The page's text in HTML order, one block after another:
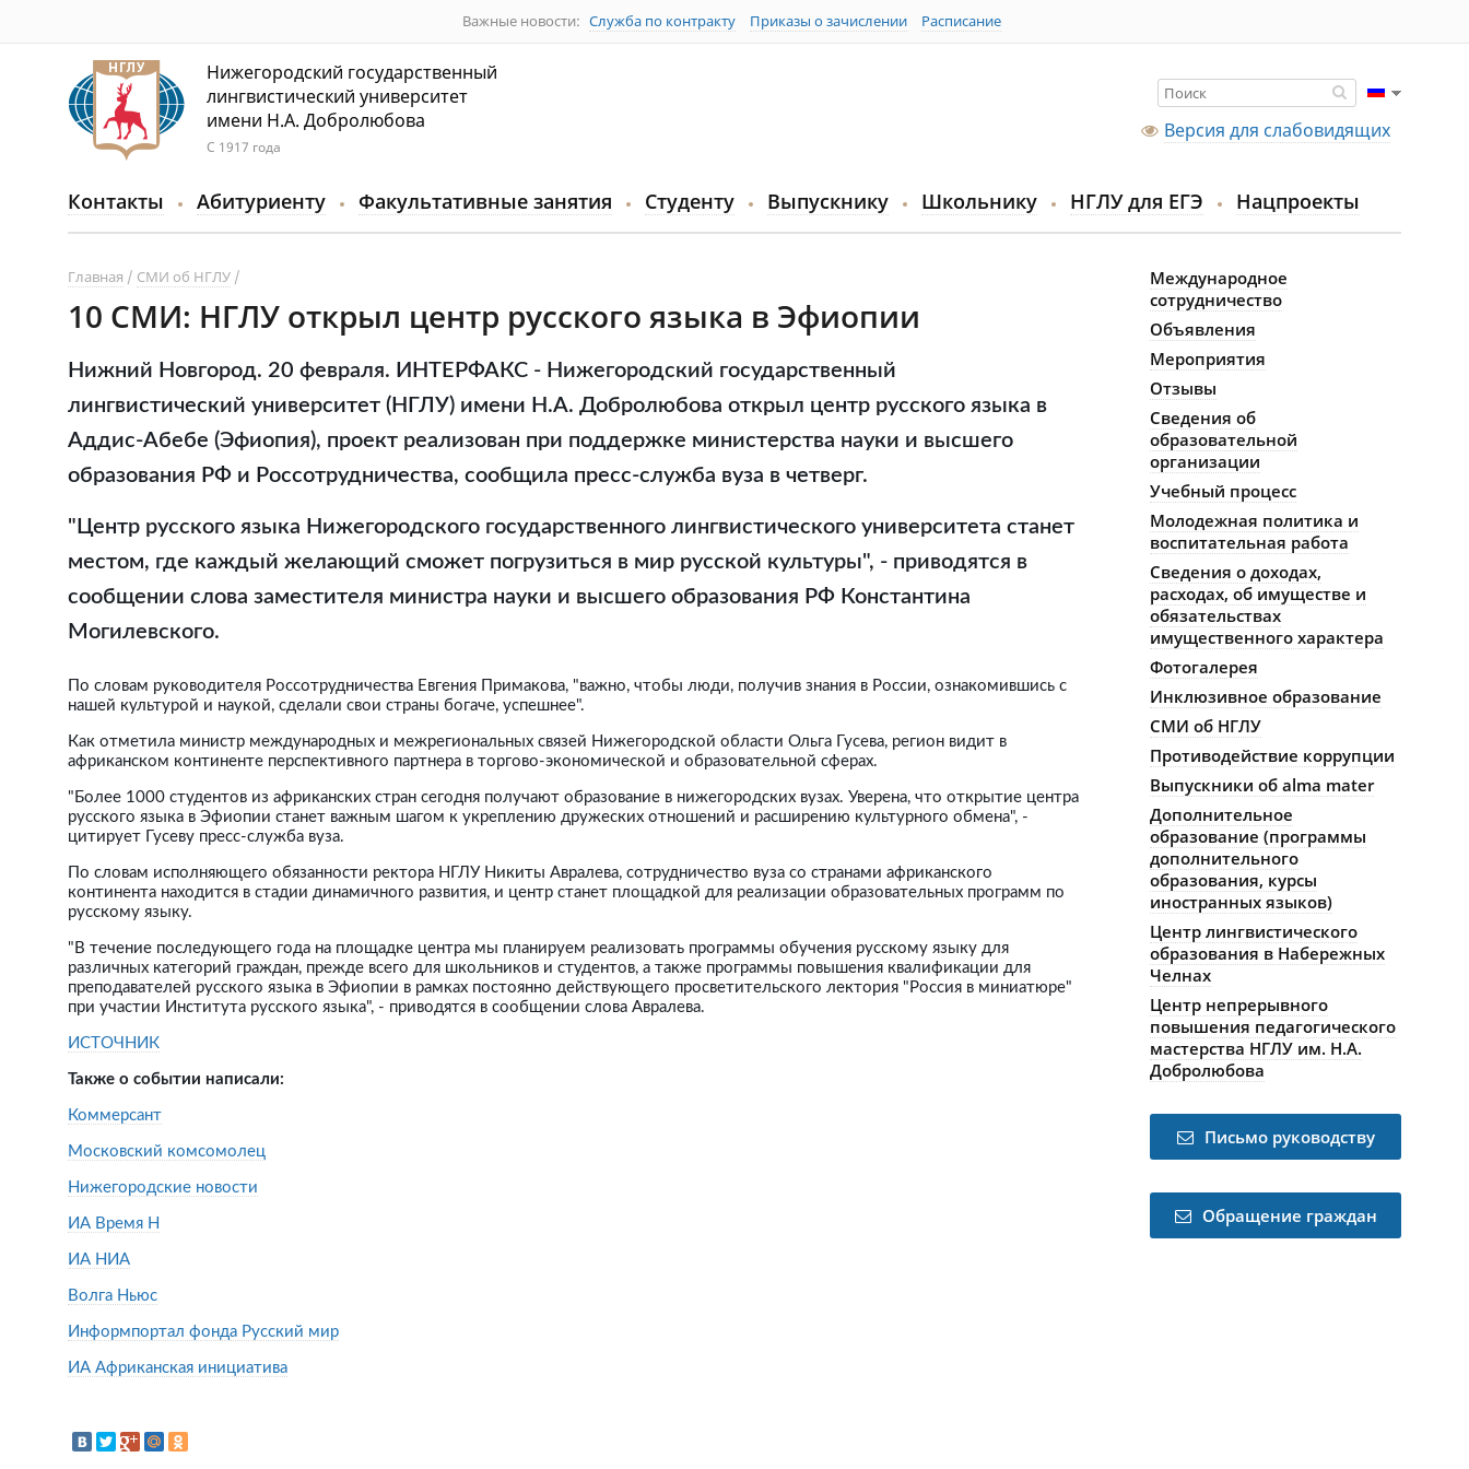
Важные новости: Служба по контракту Приказы о зачислении Расписание
Нижегородский государственный
лингвистический университет
имени Н.А. Добролюбова
С 1917 года
Версия для слабовидящих
Контакты Абитуриенту Факультативные занятия Студенту Выпускнику Школьнику НГЛУ для ЕГЭ Нацпроекты
Главная СМИ об НГЛУ
10 СМИ: НГЛУ открыл центр русского языка в Эфиопии
Нижний Новгород. 20 февраля. ИНТЕРФАКС - Нижегородский государственный
лингвистический университет (НГЛУ) имени Н.А. Добролюбова открыл центр русского языка в
Аддис-Абебе (Эфиопия), проект реализован при поддержке министерства науки и высшего
образования РФ и Россотрудничества, сообщила пресс-служба вуза в четверг.
"Центр русского языка Нижегородского государственного лингвистического университета станет
местом, где каждый желающий сможет погрузиться в мир русской культуры", - приводятся в
сообщении слова заместителя министра науки и высшего образования РФ Константина
Могилевского.
По словам руководителя Россотрудничества Евгения Примакова, "важно, чтобы люди, получив знания в России, ознакомившись с
нашей культурой и наукой, сделали свои страны богаче, успешнее".
Как отметила министр международных и межрегиональных связей Нижегородской области Ольга Гусева, регион видит в
африканском континенте перспективного партнера в торгово-экономической и образовательной сферах.
"Более 1000 студентов из африканских стран сегодня получают образование в нижегородских вузах. Уверена, что открытие центра
русского языка в Эфиопии станет важным шагом к укреплению дружеских отношений и расширению культурного обмена", -
цитирует Гусеву пресс-служба вуза.
По словам исполняющего обязанности ректора НГЛУ Никиты Авралева, сотрудничество вуза со странами африканского
континента находится в стадии динамичного развития, и центр станет площадкой для реализации образовательных программ по
русскому языку.
"В течение последующего года на площадке центра мы планируем реализовать программы обучения русскому языку для
различных категорий граждан, прежде всего для школьников и студентов, а также программы повышения квалификации для
преподавателей русского языка в Эфиопии в рамках постоянно действующего просветительского лектория "Россия в миниатюре"
при участии Института русского языка", - приводятся в сообщении слова Авралева.
ИСТОЧНИК
Также о событии написали:
Коммерсант
Московский комсомолец
Нижегородские новости
ИА Время Н
ИА НИА
Волга Ньюс
Информпортал фонда Русский мир
ИА Африканская инициатива
Международное
сотрудничество
Объявления
Мероприятия
Отзывы
Сведения об
образовательной
организации
Учебный процесс
Молодежная политика и
воспитательная работа
Сведения о доходах,
расходах, об имуществе и
обязательствах
имущественного характера
Фотогалерея
Инклюзивное образование
СМИ об НГЛУ
Противодействие коррупции
Выпускники об alma mater
Дополнительное
образование (программы
дополнительного
образования, курсы
иностранных языков)
Центр лингвистического
образования в Набережных
Челнах
Центр непрерывного
повышения педагогического
мастерства НГЛУ им. Н.А.
Добролюбова
Письмо руководству
Обращение граждан